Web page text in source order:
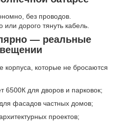
без проводов.
дорого тянуть кабель.
— реальные
корпуса, которые не бросаются
6500К для дворов и парковок;
фасадов частных домов;
проектов;